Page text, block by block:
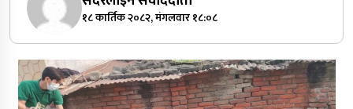
१८ कार्तिक २०८२, मंगलवार १८:०८